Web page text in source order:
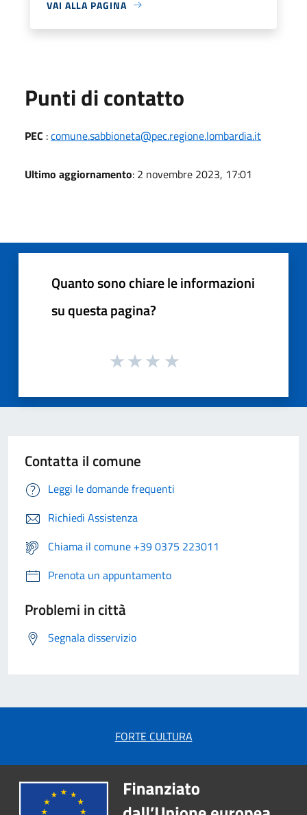
VAI ALLA PAGINA
Punti di contatto
PEC :comune.sabbioneta@pec.regione.lombardia.it
Ultimo aggiornamento: 2 novembre 2023, 17:01
Quanto sono chiare le informazioni
su questa pagina?
Contatta il comune
Leggi le domande frequenti
Richiedi Assistenza
Chiama il comune +39 0375 223011
Prenota un appuntamento
Problemi in città
Segnala disservizio
FORTE CULTURA